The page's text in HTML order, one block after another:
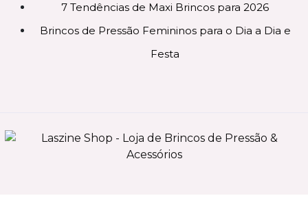
7 Tendências de Maxi Brincos para 2026
Brincos de Pressão Femininos para o Dia a Dia e
Festa